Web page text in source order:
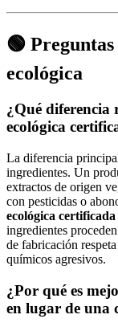
🟢
ecológica
¿Qué diferencia
ecológica
La diferencia
ingredientes. Un
extractos de origen
con pesticidas o
ecológica certificada
ingredientes
de fabricación
químicos agresivos.
¿Por qué es
en lugar de una